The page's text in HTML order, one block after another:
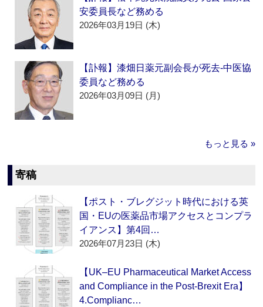
安委員長など務める
2026年03月19日 (木)
【訃報】漆畑日薬元副会長が死去‐中医協
委員など務める
2026年03月09日 (月)
もっと見る »
寄稿
【ポスト・ブレグジット時代における英
国・EUの医薬品市場アクセスとコンプラ
イアンス】第4回…
2026年07月23日 (木)
【UK–EU Pharmaceutical Market Access
and Compliance in the Post-Brexit Era】
4.Complianc…